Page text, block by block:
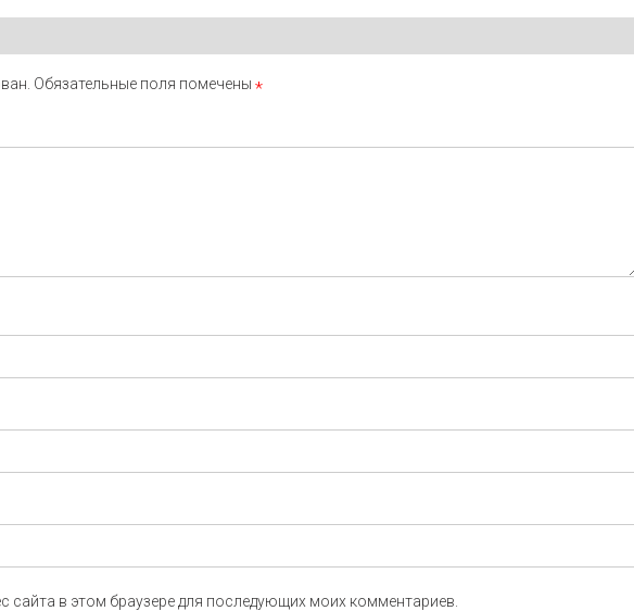
Обязательные поля помечены *
сайта в этом браузере для последующих моих комментариев.